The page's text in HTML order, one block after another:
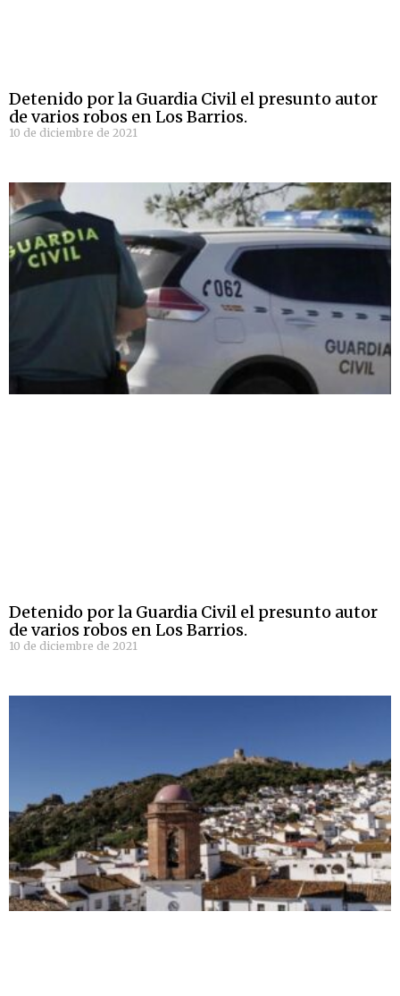
Detenido por la Guardia Civil el presunto autor
de varios robos en Los Barrios.
10 de diciembre de 2021
Detenido por la Guardia Civil el presunto autor
de varios robos en Los Barrios.
10 de diciembre de 2021